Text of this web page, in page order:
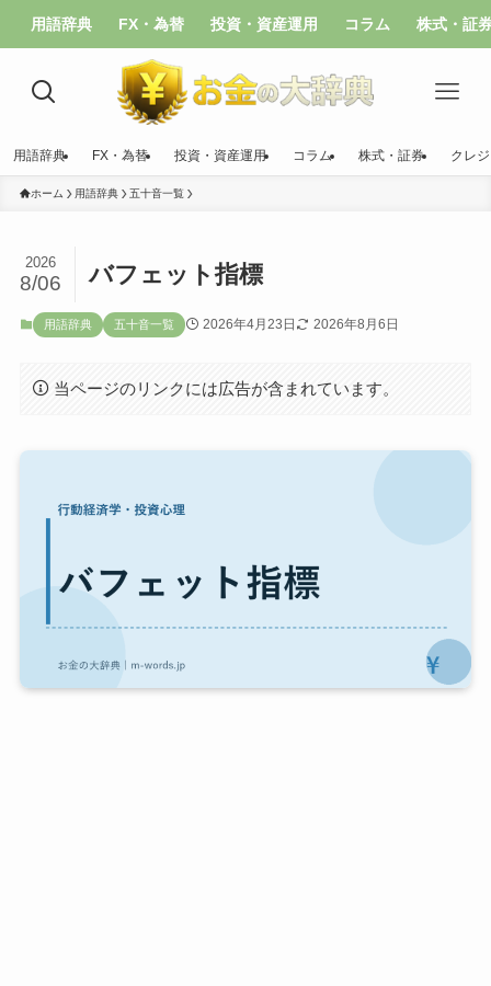
用語辞典 FX・為替 投資・資産運用 コラム 株式・証
用語辞典 FX・為替 投資・資産運用 コラム 株式・証券 クレ
ホーム 用語辞典 五十音一覧
バフェット指標
2026
8/06
用語辞典 五十音一覧 2026年4月23日 2026年8月6日
当ページのリンクには広告が含まれています。